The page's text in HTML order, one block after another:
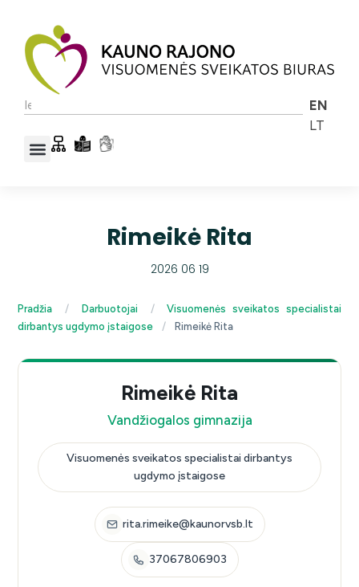
EN
LT
Rimeikė Rita
2026 06 19
Pradžia / Darbuotojai /
Visuomenės sveikatos specialistai
dirbantys ugdymo įstaigose
/ Rimeikė Rita
Rimeikė Rita
Vandžiogalos gimnazija
Visuomenės sveikatos specialistai dirbantys
ugdymo įstaigose
rita.rimeike@kaunorvsb.lt
37067806903